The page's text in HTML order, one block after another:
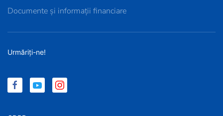
Documente și informații financiare
Urmăriți-ne!